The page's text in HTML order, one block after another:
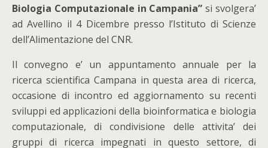
Biologia Computazionale in Campania” si svolgera’
ad Avellino il 4 Dicembre presso l’Istituto di Scienze
dell’Alimentazione del CNR.
Il convegno e’ un appuntamento annuale per la
ricerca scientifica Campana in questa area di ricerca,
occasione di incontro ed aggiornamento su recenti
sviluppi ed applicazioni della bioinformatica e biologia
computazionale, di condivisione delle attivita’ dei
gruppi di ricerca impegnati in questo settore, di